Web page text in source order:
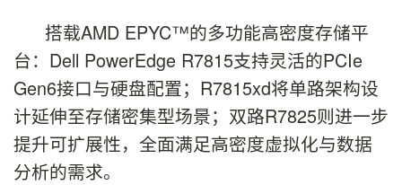
搭载AMD EPYC™的多功能高密度存储平
台：Dell PowerEdge R7815支持灵活的PCIe
Gen6接口与硬盘配置；R7815xd将单路架构设
计延伸至存储密集型场景；双路R7825则进一步
提升可扩展性，全面满足高密度虚拟化与数据
分析的需求。